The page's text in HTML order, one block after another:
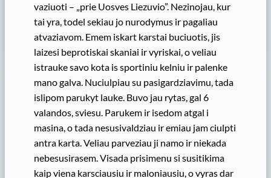
vaziuoti – „prie Uosves Liezuvio”. Nezinojau, kur
tai yra, todel sekiau jo nurodymus ir pagaliau
atvaziavom. Emem iskart karstai buciuotis, jis
laizesi beprotiskai skaniai ir vyriskai, o veliau
istrauke savo kota is sportiniu kelniu ir palenke
mano galva. Nuciulpiau su pasigardziavimu, tada
islipom parukyt lauke. Buvo jau rytas, gal 6
valandos, sviesu. Parukem ir isedom atgal i
masina, o tada nesusivaldziau ir emiau jam ciulpti
antra karta. Veliau parveziau ji namo ir niekada
nebesusirasem. Visada prisimenu si susitikima
kaip viena karsciausiu ir maloniausiu, o vyras dar